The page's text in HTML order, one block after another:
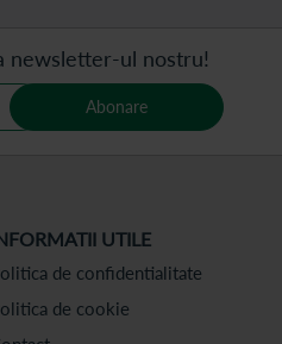
newsletter-ul nostru!
Abonare
UTILE
de confidentialitate
de cookie